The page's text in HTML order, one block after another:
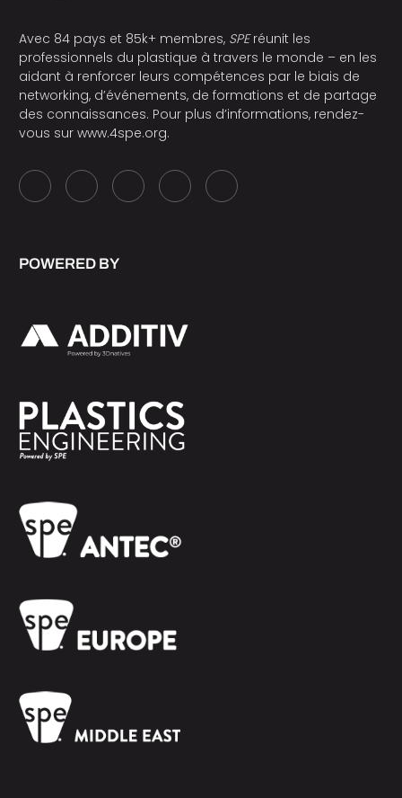
Avec 84 pays et 85k+ membres, SPEréunit les
professionnels du plastique à travers le monde – en les
aidant à renforcer leurs compétences par le biais de
networking, d’événements, de formations et de partage
des connaissances. Pour plus d’informations, rendez-
vous sur www.4spe.org.
POWERED BY